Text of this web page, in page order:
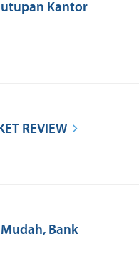
Kantor
REVIEW
Bank